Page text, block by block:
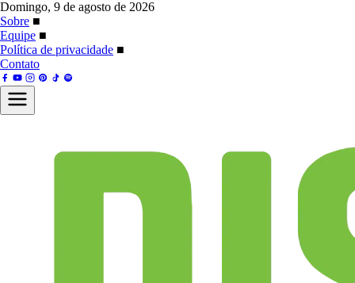
Domingo, 9 de agosto de 2026
Sobre ■
Equipe ■
Política de privacidade ■
Contato